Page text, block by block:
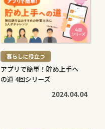
き
を
読
む
> 暮らしに役立つ
アプリで簡単！貯め上手へ
の道 4回シリーズ
2024.04.04